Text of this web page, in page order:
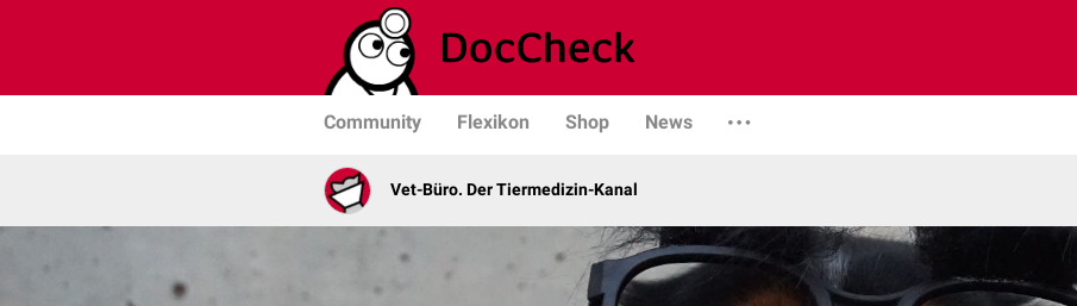
Community Flexikon Shop News
Vet-Büro. Der Tiermedizin-Kanal